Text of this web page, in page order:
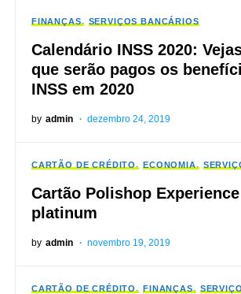
FINANÇAS SERVIÇOS BANCÁRIOS
Calendário INSS 2020:
que serão pagos os
INSS em 2020
by admin dezembro 24, 2019
CARTÃO DE CRÉDITO ECONOMIA
Cartão Polishop Experience
platinum
by admin novembro 19, 2019
CARTÃO DE CRÉDITO FINANÇAS